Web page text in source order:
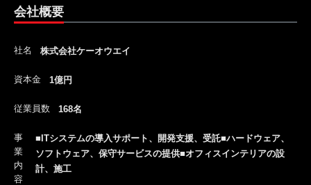
会社概要
社名 株式会社ケーオウエイ
資本金 1億円
従業員数 168名
事
業
内
容
■ITシステムの導入サポート、開発支援、受託■ハードウェア、
ソフトウェア、保守サービスの提供■オフィスインテリアの設
計、施工